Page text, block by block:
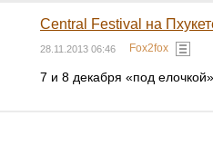
Central Festival на
28.11.2013 06:46 Fox2fox
7 и 8 декабря «под